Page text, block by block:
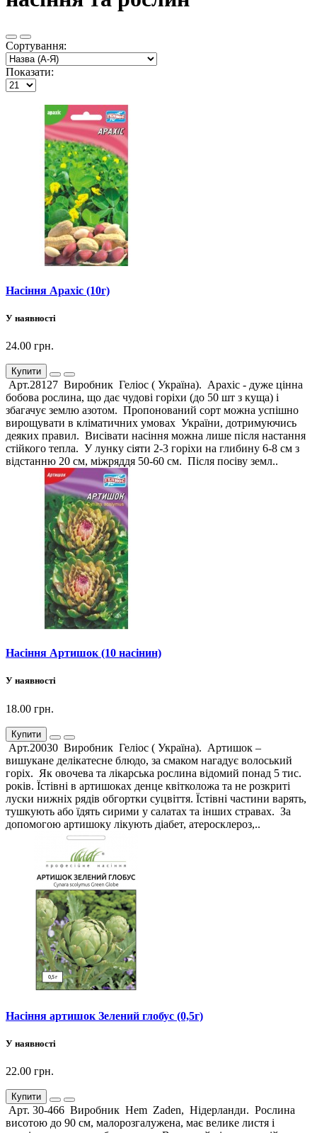
Сортування:
Показати:
Насіння Арахіс (10г)
У наявності
24.00 грн.
Купити
Арт.28127 Виробник Геліос ( Україна). Арахіс - дуже цінна
бобова рослина, що дає чудові горіхи (до 50 шт з куща) і
збагачує землю азотом. Пропонований сорт можна успішно
вирощувати в кліматичних умовах України, дотримуючись
деяких правил. Висівати насіння можна лише після настання
стійкого тепла. У лунку сіяти 2-3 горіхи на глибину 6-8 см з
відстанню 20 см, міжряддя 50-60 см. Після посіву земл..
Насіння Артишок (10 насінин)
У наявності
18.00 грн.
Купити
Арт.20030 Виробник Геліос ( Україна). Артишок –
вишукане делікатесне блюдо, за смаком нагадує волоський
горіх. Як овочева та лікарська рослина відомий понад 5 тис.
років. Їстівні в артишоках денце квітколожа та не розкриті
луски нижніх рядів обгортки суцвіття. Їстівні частини варять,
тушкують або їдять сирими у салатах та інших стравах. За
допомогою артишоку лікують діабет, атеросклероз,..
Насіння артишок Зелений глобус (0,5г)
У наявності
22.00 грн.
Купити
Арт. 30-466 Виробник Hem Zaden, Нідерланди. Рослина
висотою до 90 см, малорозгалужена, має велике листя і